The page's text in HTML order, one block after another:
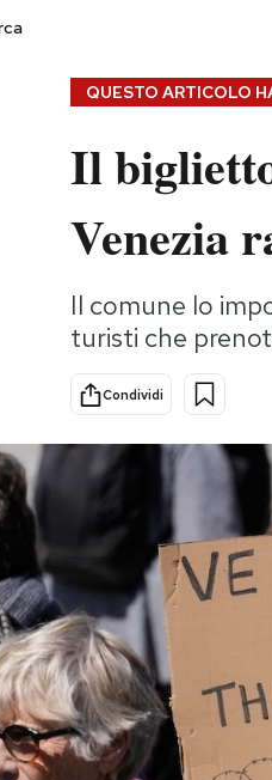
Ok Boomer!
Altrecose
Mondiali calcio 2026
QUESTO ARTICOLO
Il
Venezia
Il comune lo
turisti che
Condividi